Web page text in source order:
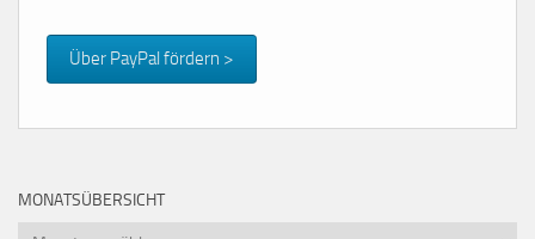
Über PayPal fördern >
MONATSÜBERSICHT